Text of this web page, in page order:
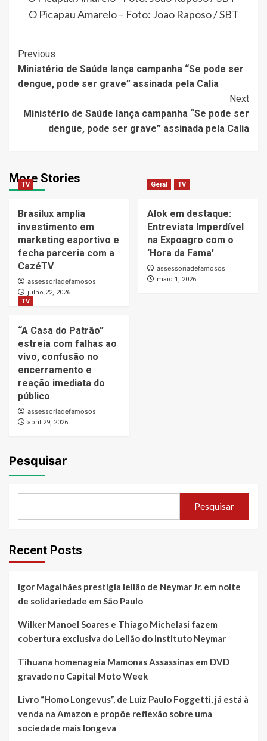
O Picapau Amarelo – Foto: Joao Raposo / SBT
Post
Navigation
Previous
Ministério de Saúde lança campanha “Se pode ser
dengue, pode ser grave” assinada pela Calia
Next
Ministério de Saúde lança campanha “Se pode ser
dengue, pode ser grave” assinada pela Calia
More Stories
TV
Brasilux amplia
investimento em
marketing esportivo e
fecha parceria com a
CazéTV
assessoriadefamosos
julho 22, 2026
Geral TV
Alok em destaque:
Entrevista Imperdível
na Expoagro com o
‘Hora da Fama’
assessoriadefamosos
maio 1, 2026
TV
“A Casa do Patrão”
estreia com falhas ao
vivo, confusão no
encerramento e
reação imediata do
público
assessoriadefamosos
abril 29, 2026
Pesquisar
Pesquisar
Recent Posts
Igor Magalhães prestigia leilão de Neymar Jr. em noite
de solidariedade em São Paulo
Wilker Manoel Soares e Thiago Michelasi fazem
cobertura exclusiva do Leilão do Instituto Neymar
Tihuana homenageia Mamonas Assassinas em DVD
gravado no Capital Moto Week
Livro “Homo Longevus”, de Luiz Paulo Foggetti, já está à
venda na Amazon e propõe reflexão sobre uma
sociedade mais longeva